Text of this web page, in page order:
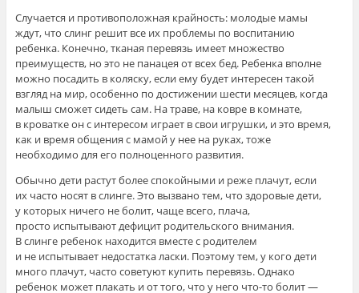
Случается и противоположная крайность: молодые мамы
ждут, что слинг решит все их проблемы по воспитанию
ребенка. Конечно, тканая перевязь имеет множество
преимуществ, но это не панацея от всех бед. Ребенка вполне
можно посадить в коляску, если ему будет интересен такой
взгляд на мир, особенно по достижении шести месяцев, когда
малыш сможет сидеть сам. На траве, на ковре в комнате,
в кроватке он с интересом играет в свои игрушки, и это время,
как и время общения с мамой у нее на руках, тоже
необходимо для его полноценного развития.
Обычно дети растут более спокойными и реже плачут, если
их часто носят в слинге. Это вызвано тем, что здоровые дети,
у которых ничего не болит, чаще всего, плача,
просто испытывают дефицит родительского внимания.
В слинге ребенок находится вместе с родителем
и не испытывает недостатка ласки. Поэтому тем, у кого дети
много плачут, часто советуют купить перевязь. Однако
ребенок может плакать и от того, что у него что-то болит —